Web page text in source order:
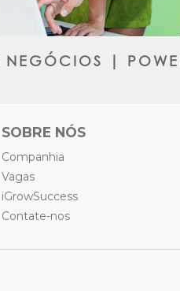
|
SOBRE NÓS
Companhia
Vagas
iGrowSuccess
Contate-nos